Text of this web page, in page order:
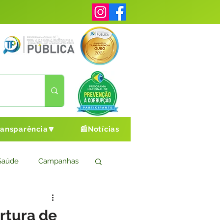
📰Notícias
Campanhas
Cultura e Esporte
de